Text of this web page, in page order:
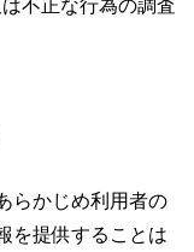
らかじめ利用者の
を提供することは